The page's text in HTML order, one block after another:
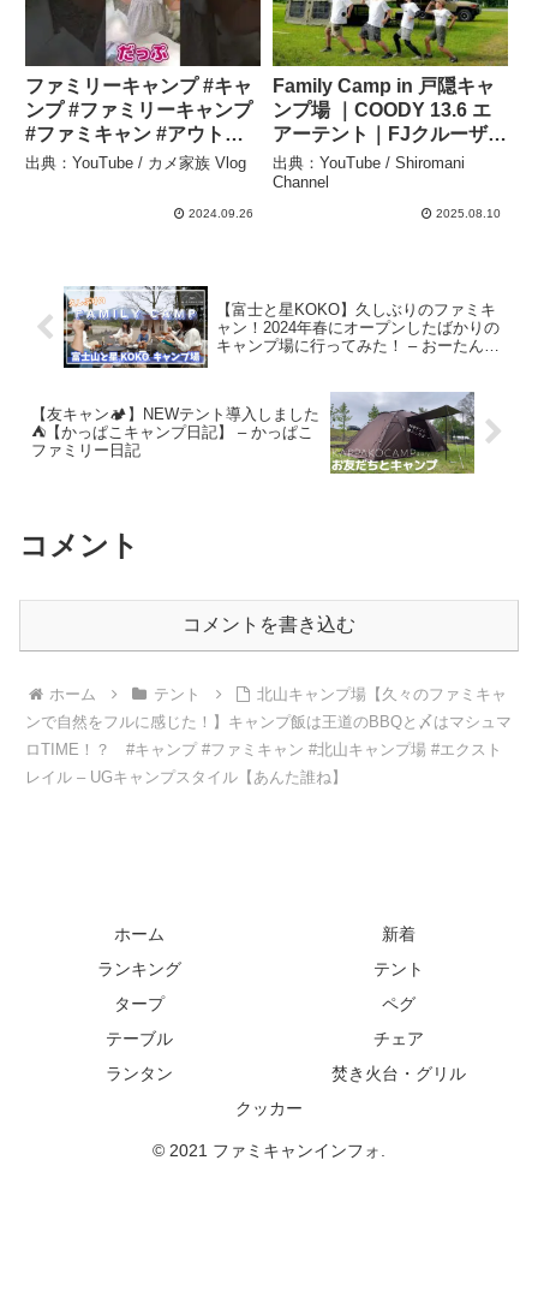
ファミリーキャンプ #キャ
ンプ #ファミリーキャンプ
#ファミキャン #アウトド
アファミリー
出典：YouTube / カメ家族 Vlog
2024.09.26
Family Camp in 戸隠キャ
ンプ場 ｜COODY 13.6 エ
アーテント｜FJクルーザー
× ルーフテント –
Shiromani Channel
出典：YouTube / Shiromani
Channel
2025.08.10
【富士と星KOKO】久しぶりのファミキ
ャン！2024年春にオープンしたばかりの
キャンプ場に行ってみた！ – おーたんの
【友キャン🏕️】NEWテント導入しました
⛺️【かっぱこキャンプ日記】 – かっぱこ
ファミリー日記
コメント
コメントを書き込む
ホーム テント
北山キャンプ場【久々のファミキャ
ンで自然をフルに感じた！】キャンプ飯は王道のBBQと〆はマシュマ
ロTIME！？ #キャンプ #ファミキャン #北山キャンプ場 #エクスト
レイル – UGキャンプスタイル【あんた誰ね】
ホーム
新着
ランキング
テント
タープ
ペグ
テーブル
チェア
ランタン
焚き火台・グリル
クッカー
© 2021 ファミキャンインフォ.